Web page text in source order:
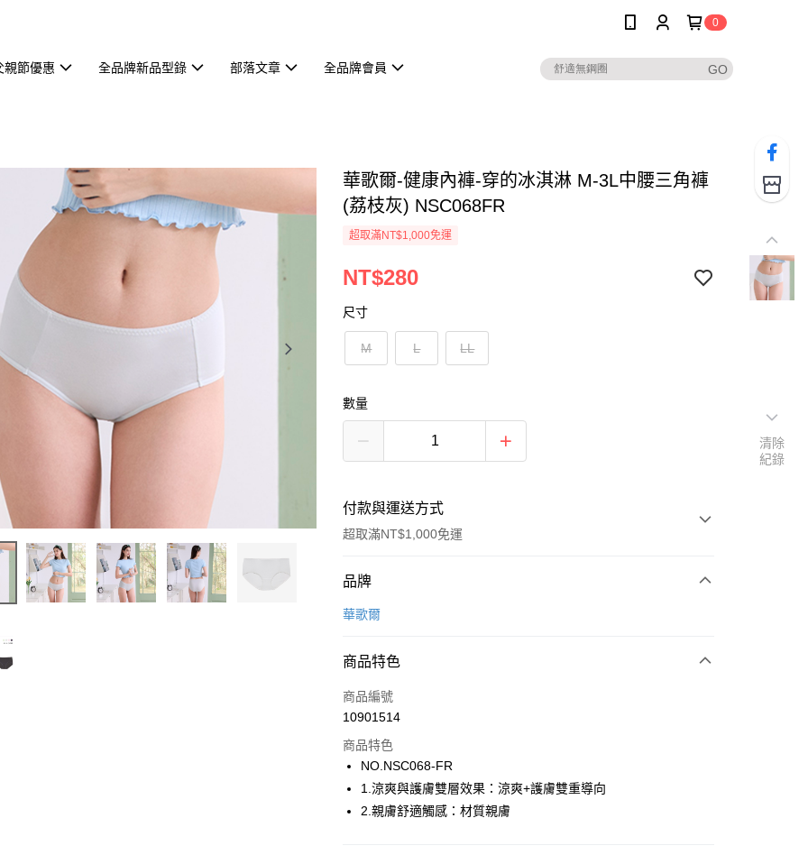
0
親節優惠 全品牌新品型錄 部落文章 全品牌會員
華歌爾-健康內褲-穿的冰淇淋 M-3L中腰三角褲
(荔枝灰) NSC068FR
超取滿NT$1,000免運
NT$280
尺寸
M L LL
數量
付款與運送方式
超取滿NT$1,000免運
付款方式
信用卡一次付款
街口支付
ATM付款
運送方式
品牌
華歌爾
商品特色
商品編號
10901514
商品特色
NO.NSC068-FR
1.涼爽與護膚雙層效果：涼爽+護膚雙重導向
2.親膚舒適觸感：材質親膚
清除
紀錄